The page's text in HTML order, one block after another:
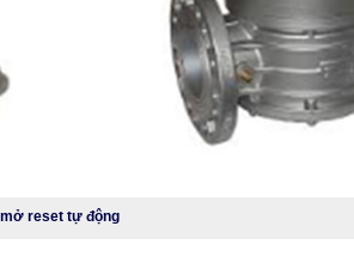
reset tự động